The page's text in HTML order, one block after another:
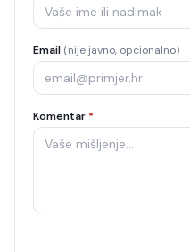
Email (nije javno, opcionalno)
Komentar *